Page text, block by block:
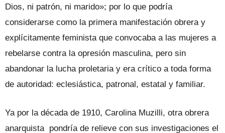
Dios, ni patrón, ni marido»; por lo que podría
considerarse como la primera manifestación obrera y
explícitamente feminista que convocaba a las mujeres a
rebelarse contra la opresión masculina, pero sin
abandonar la lucha proletaria y era crítico a toda forma
de autoridad: eclesiástica, patronal, estatal y familiar.
Ya por la década de 1910, Carolina Muzilli, otra obrera
anarquista pondría de relieve con sus investigaciones el